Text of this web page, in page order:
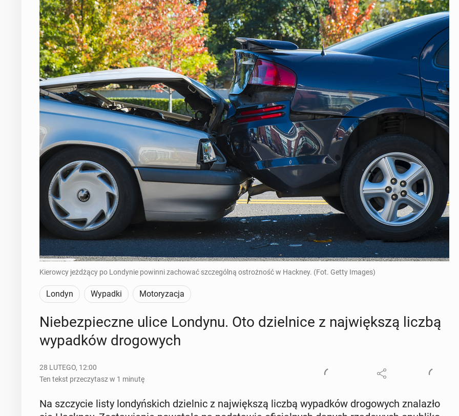
Kierowcy jeżdżący po Londynie powinni zachować szczególną ostrożność w Hackney. (Fot. Getty Images)
Londyn Wypadki Motoryzacja
Nie­bez­piecz­ne ulice Londynu. Oto dziel­ni­ce z naj­więk­szą liczbą
wy­pad­ków dro­go­wych
28 LUTEGO, 12:00
Ten tekst przeczytasz w 1 minutę
Na szczy­cie listy lon­dyń­skich dziel­nic z naj­więk­szą liczbą wy­pad­ków dro­go­wych zna­la­zło